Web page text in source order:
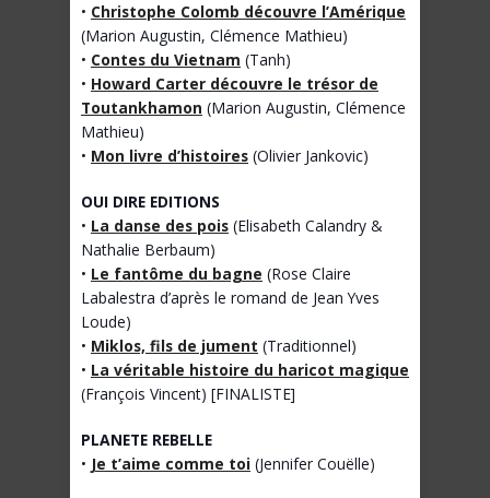
• Christophe Colomb découvre l’Amérique
(Marion Augustin, Clémence Mathieu)
• Contes du Vietnam (Tanh)
• Howard Carter découvre le trésor de
Toutankhamon (Marion Augustin, Clémence
Mathieu)
• Mon livre d’histoires (Olivier Jankovic)
OUI DIRE EDITIONS
• La danse des pois (Elisabeth Calandry &
Nathalie Berbaum)
• Le fantôme du bagne (Rose Claire
Labalestra d’après le romand de Jean Yves
Loude)
• Miklos, fils de jument (Traditionnel)
• La véritable histoire du haricot magique
(François Vincent) [FINALISTE]
PLANETE REBELLE
• Je t’aime comme toi (Jennifer Couëlle)